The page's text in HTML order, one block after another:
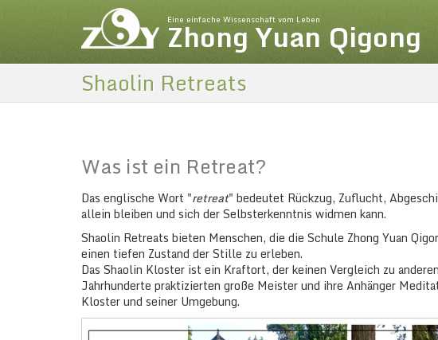
Eine einfache Wissenschaft vom Leben
Zhong Yuan Qigong
Shaolin Retreats
Was ist ein Retreat?
Das englische Wort "retreat" bedeutet Rückzug, Zuflucht,
allein bleiben und sich der Selbsterkenntnis widmen kann.
Shaolin Retreats bieten Menschen, die die Schule Zhong Yuan
einen tiefen Zustand der Stille zu erleben.
Das Shaolin Kloster ist ein Kraftort, der keinen Vergleich zu
Jahrhunderte praktizierten große Meister und ihre Anhänger
Kloster und seiner Umgebung.